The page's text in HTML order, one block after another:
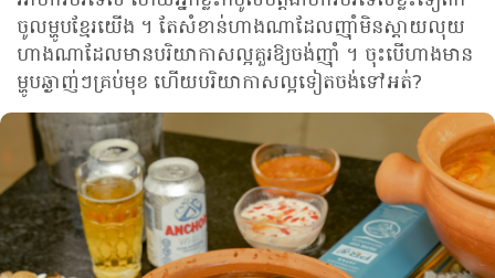
ចូលម្ហូបខ្មែរយើង ។ តែសំខាន់ហាងណាដែលញ៉ាំមិនស្ដាយលុយ
ហាងណាដែលមានបរិយាកាសល្អគួរឱ្យចង់ញ៉ាំ ។ ចុះបើហាងមាន
ម្ហូបឆ្ងាញ់ៗគ្រប់មុខ ហើយបរិយាកាសល្អទៀតចង់ទៅអត់?